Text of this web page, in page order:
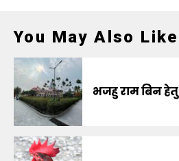
You May Also Like
भजहु राम बिन